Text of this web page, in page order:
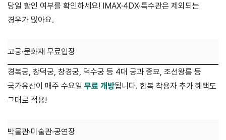
당일 할인 여부를 확인하세요! IMAX·4DX·특수관은 제외되는
경우가 많아요.
고궁·문화재 무료입장
경복궁, 창덕궁, 창경궁, 덕수궁 등 4대 궁과 종묘, 조선왕릉 등
국가유산이 매주 수요일 무료 개방됩니다. 한복 착용자 추가 혜택도
그대로 적용!
박물관·미술관·공연장